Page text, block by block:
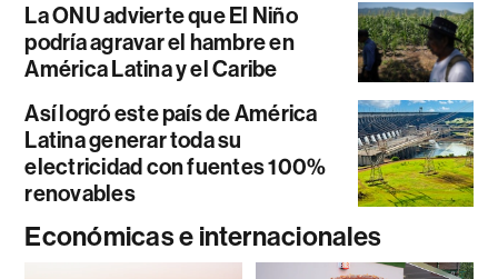
La ONU advierte que El Niño
podría agravar el hambre en
América Latina y el Caribe
Así logró este país de América
Latina generar toda su
electricidad con fuentes 100%
renovables
Económicas e internacionales